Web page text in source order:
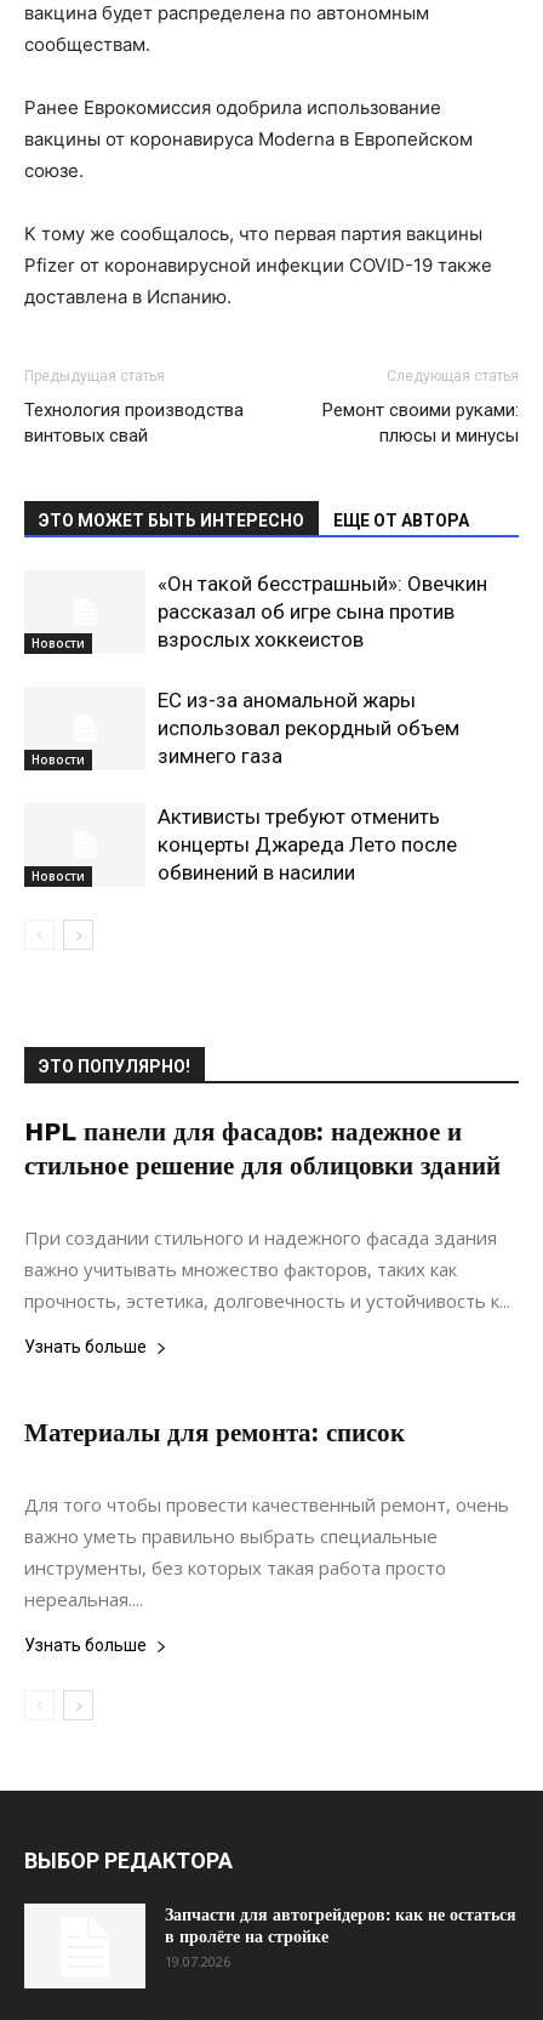
вакцина будет распределена по автономным
сообществам.
Ранее Еврокомиссия одобрила использование
вакцины от коронавируса Moderna в Европейском
союзе.
К тому же сообщалось, что первая партия вакцины
Pfizer от коронавирусной инфекции COVID-19 также
доставлена в Испанию.
Предыдущая статья
Технология производства
винтовых свай
Следующая статья
Ремонт своими руками:
плюсы и минусы
ЭТО МОЖЕТ БЫТЬ ИНТЕРЕСНО ЕЩЕ ОТ АВТОРА
Новости
«Он такой бесстрашный»: Овечкин
рассказал об игре сына против
взрослых хоккеистов
Новости
ЕС из-за аномальной жары
использовал рекордный объем
зимнего газа
Новости
Активисты требуют отменить
концерты Джареда Лето после
обвинений в насилии
ЭТО ПОПУЛЯРНО!
HPL панели для фасадов: надежное и
стильное решение для облицовки зданий
20.06.2021 0
При создании стильного и надежного фасада здания
важно учитывать множество факторов, таких как
прочность, эстетика, долговечность и устойчивость к...
Узнать больше
Материалы для ремонта: список
03.10.2021
Для того чтобы провести качественный ремонт, очень
важно уметь правильно выбрать специальные
инструменты, без которых такая работа просто
нереальная....
Узнать больше
ВЫБОР РЕДАКТОРА
Запчасти для автогрейдеров: как не остаться
в пролёте на стройке
19.07.2026